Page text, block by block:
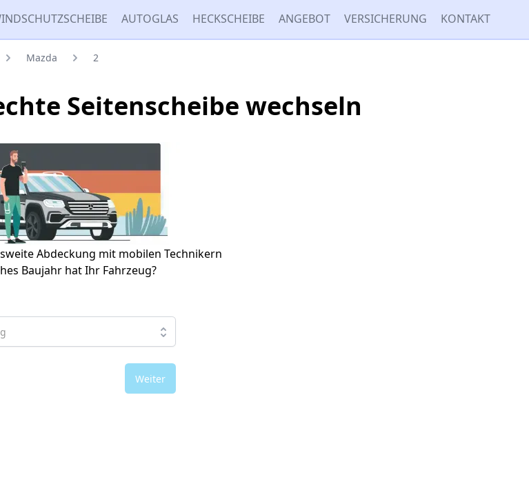
AUTOGLAS HECKSCHEIBE ANGEBOT VERSICHERUNG KONTAKT
Mazda 2
Seitenscheibe wechseln
Abdeckung mit mobilen Technikern
Baujahr hat Ihr Fahrzeug?
Weiter